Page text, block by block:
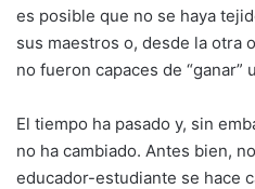
es posible que no se haya
sus maestros o, desde la otra
no fueron capaces de “ganar”
El tiempo ha pasado y, sin
no ha cambiado. Antes bien,
educador-estudiante se hace